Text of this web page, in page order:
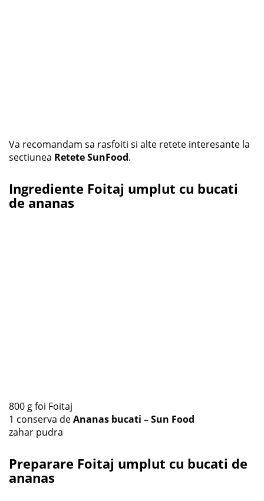
Va recomandam sa rasfoiti si alte retete interesante la
sectiunea Retete SunFood.
Ingrediente Foitaj umplut cu bucati
de ananas
800 g foi Foitaj
1 conserva deAnanas bucati – Sun Food
zahar pudra
Preparare Foitaj umplut cu bucati de
ananas